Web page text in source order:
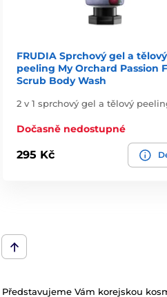
FRUDIA Sprchový gel a tělový
peeling My Orchard Passion
Scrub Body Wash
2 v 1 sprchový gel a tělový
Dočasně nedostupné
295 Kč
Představujeme Vám korejskou